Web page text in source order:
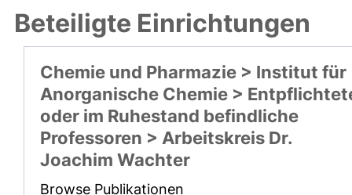
Beteiligte Einrichtungen
Chemie und Pharmazie > Institut für
Anorganische Chemie >
oder im Ruhestand befindliche
Professoren > Arbeitskreis Dr.
Joachim Wachter
Browse Publikationen